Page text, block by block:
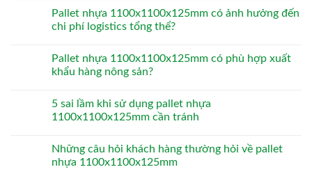
Pallet nhựa 1100x1100x125mm có ảnh hưởng đến
chi phí logistics tổng thể?
Pallet nhựa 1100x1100x125mm có phù hợp xuất
khẩu hàng nông sản?
5 sai lầm khi sử dụng pallet nhựa
1100x1100x125mm cần tránh
Những câu hỏi khách hàng thường hỏi về pallet
nhựa 1100x1100x125mm